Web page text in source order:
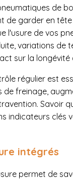
de
de garder en
l'usure de vos
variations de
sur la longévité
régulier est
de freinage,
Savoir
indicateurs clés
intégrés
permet de